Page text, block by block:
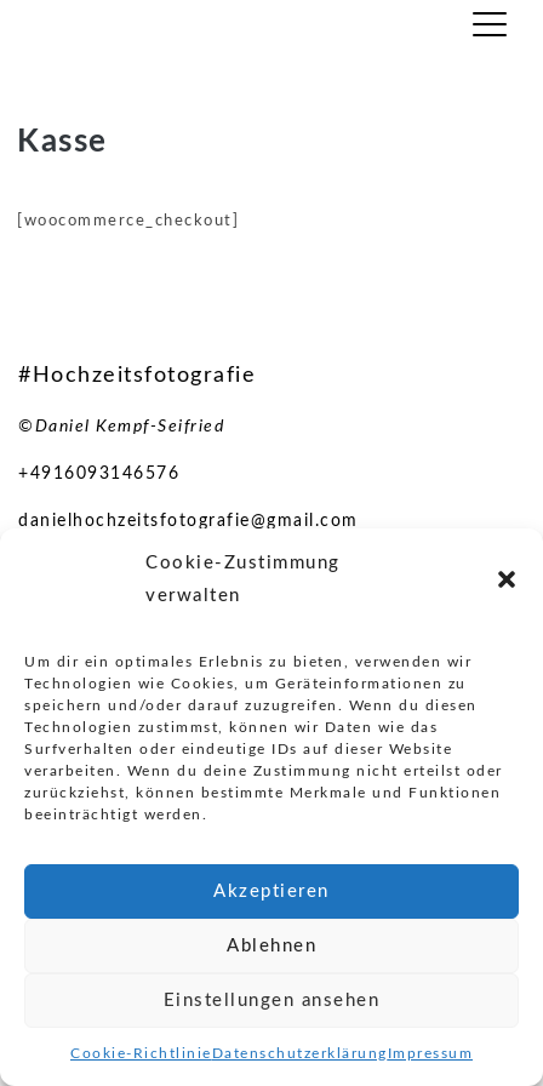
Cookie-Zustimmung
verwalten
Um dir ein optimales Erlebnis zu bieten, verwenden wir
Technologien wie Cookies, um Geräteinformationen zu
speichern und/oder darauf zuzugreifen. Wenn du diesen
Technologien zustimmst, können wir Daten wie das
Surfverhalten oder eindeutige IDs auf dieser Website
verarbeiten. Wenn du deine Zustimmung nicht erteilst oder
zurückziehst, können bestimmte Merkmale und Funktionen
beeinträchtigt werden.
Akzeptieren
Ablehnen
Einstellungen ansehen
Cookie-Richtlinie Datenschutzerklärung Impressum
Skip
Daniel – Hochzeitsfotograf – Bodensee – Ulm
Kasse
[woocommerce_checkout]
#Hochzeitsfotografie
©Daniel Kempf-Seifried
+4916093146576
danielhochzeitsfotografie@gmail.com
Datenschutz Impressum